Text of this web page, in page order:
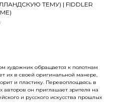
ТЕМУ) | FIDDLER
художник обращается к полотнам
их в своей оригинальной манере,
и пластику. Перевоплощаясь в
он приглашает зрителя на
и русского искусства прошлых